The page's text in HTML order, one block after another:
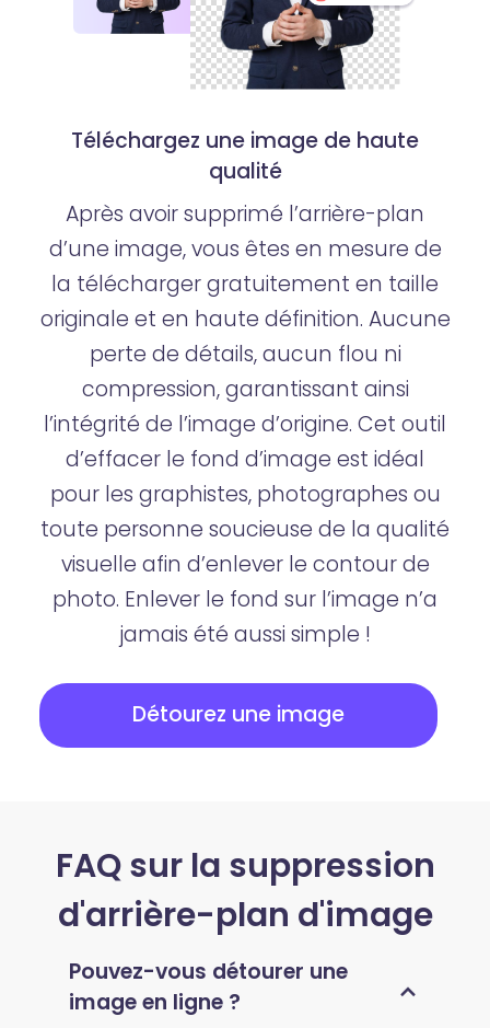
Téléchargez une image de haute
qualité
Après avoir supprimé l’arrière-plan
d’une image, vous êtes en mesure de
la télécharger gratuitement en taille
originale et en haute définition. Aucune
perte de détails, aucun flou ni
compression, garantissant ainsi
l’intégrité de l’image d’origine. Cet outil
d’effacer le fond d’image est idéal
pour les graphistes, photographes ou
toute personne soucieuse de la qualité
visuelle afin d’enlever le contour de
photo. Enlever le fond sur l’image n’a
jamais été aussi simple !
Détourez une image
FAQ sur la suppression
d'arrière-plan d'image
Pouvez-vous détourer une
image en ligne ?